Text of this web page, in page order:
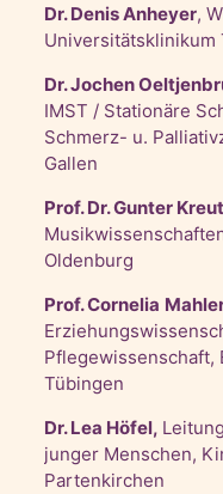
Dr. Denis Anheyer,
Universitätsklinikum
Dr. Jochen
IMST / Stationäre
Schmerz- u.
Gallen
Prof. Dr. Gunter
Oldenburg
Prof. Cornelia
Pflegewissenschaft,
Tübingen
Dr. Lea Höfel,
junger Menschen,
Partenkirchen